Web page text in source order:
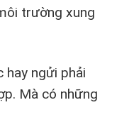
trường xung
ngửi phải
Mà có những